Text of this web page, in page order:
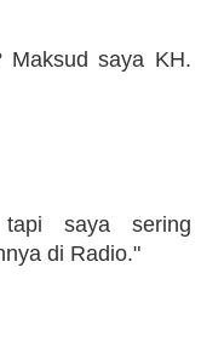
Maksud saya KH.
saya sering
di Radio."